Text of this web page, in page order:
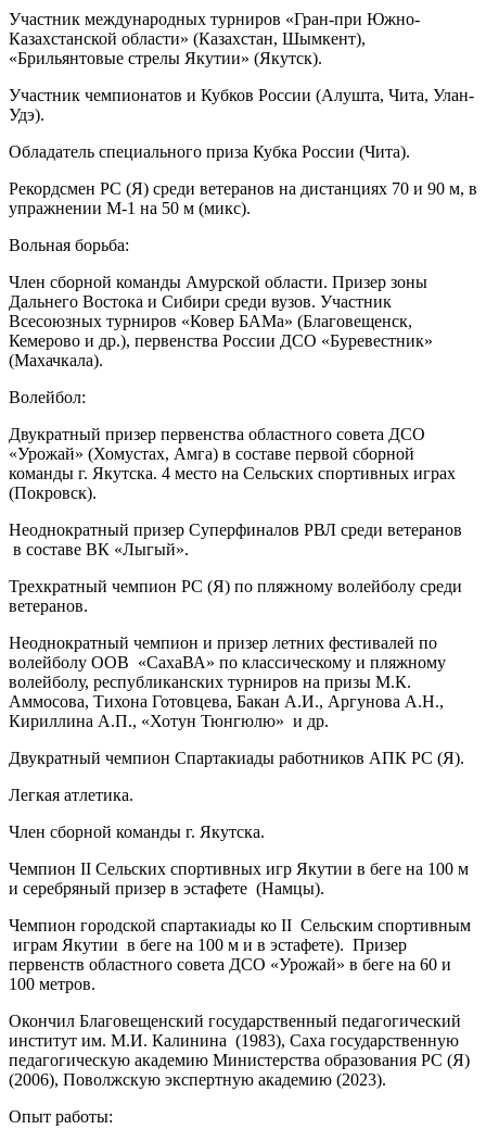
Участник международных турниров «Гран-при Южно-
Казахстанской области» (Казахстан, Шымкент),
«Брильянтовые стрелы Якутии» (Якутск).
Участник чемпионатов и Кубков России (Алушта, Чита, Улан-
Удэ).
Обладатель специального приза Кубка России (Чита).
Рекордсмен РС (Я) среди ветеранов на дистанциях 70 и 90 м, в
упражнении М-1 на 50 м (микс).
Вольная борьба:
Член сборной команды Амурской области. Призер зоны
Дальнего Востока и Сибири среди вузов. Участник
Всесоюзных турниров «Ковер БАМа» (Благовещенск,
Кемерово и др.), первенства России ДСО «Буревестник»
(Махачкала).
Волейбол:
Двукратный призер первенства областного совета ДСО
«Урожай» (Хомустах, Амга) в составе первой сборной
команды г. Якутска. 4 место на Сельских спортивных играх
(Покровск).
Неоднократный призер Суперфиналов РВЛ среди ветеранов
в составе ВК «Лыгый».
Трехкратный чемпион РС (Я) по пляжному волейболу среди
ветеранов.
Неоднократный чемпион и призер летних фестивалей по
волейболу ООВ «СахаВА» по классическому и пляжному
волейболу, республиканских турниров на призы М.К.
Аммосова, Тихона Готовцева, Бакан А.И., Аргунова А.Н.,
Кириллина А.П., «Хотун Тюнгюлю» и др.
Двукратный чемпион Спартакиады работников АПК РС (Я).
Легкая атлетика.
Член сборной команды г. Якутска.
Чемпион II Сельских спортивных игр Якутии в беге на 100 м
и серебряный призер в эстафете (Намцы).
Чемпион городской спартакиады ко II Сельским спортивным
играм Якутии в беге на 100 м и в эстафете). Призер
первенств областного совета ДСО «Урожай» в беге на 60 и
100 метров.
Окончил Благовещенский государственный педагогический
институт им. М.И. Калинина (1983), Саха государственную
педагогическую академию Министерства образования РС (Я)
(2006), Поволжскую экспертную академию (2023).
Опыт работы: